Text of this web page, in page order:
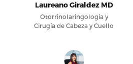
Laureano Giraldez MD
Otorrinolaringología y
Cirugía de Cabeza y Cuello